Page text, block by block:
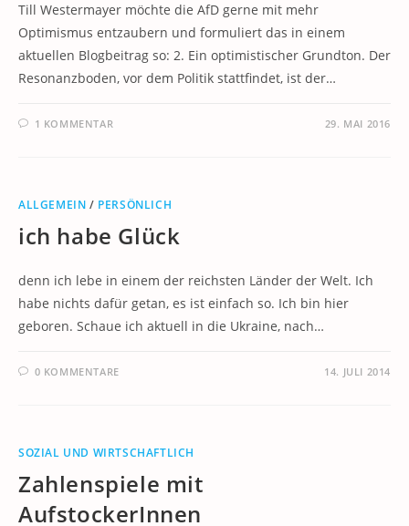
Till Westermayer möchte die AfD gerne mit mehr
Optimismus entzaubern und formuliert das in einem
aktuellen Blogbeitrag so: 2. Ein optimistischer Grundton. Der
Resonanzboden, vor dem Politik stattfindet, ist der…
1 KOMMENTAR 29. MAI 2016
ALLGEMEIN / PERSÖNLICH
ich habe Glück
denn ich lebe in einem der reichsten Länder der Welt. Ich
habe nichts dafür getan, es ist einfach so. Ich bin hier
geboren. Schaue ich aktuell in die Ukraine, nach…
0 KOMMENTARE 14. JULI 2014
SOZIAL UND WIRTSCHAFTLICH
Zahlenspiele mit
AufstockerInnen